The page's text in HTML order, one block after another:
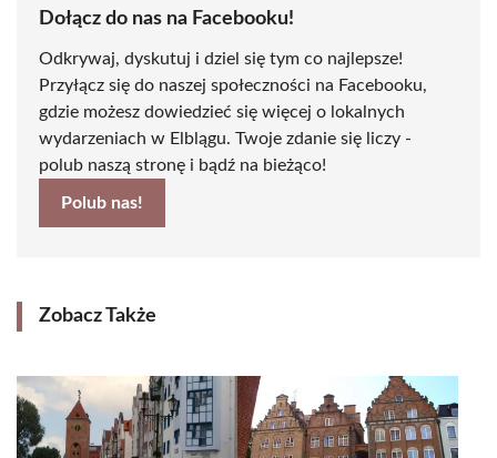
Dołącz do nas na Facebooku!
Odkrywaj, dyskutuj i dziel się tym co najlepsze!
Przyłącz się do naszej społeczności na Facebooku,
gdzie możesz dowiedzieć się więcej o lokalnych
wydarzeniach w Elblągu. Twoje zdanie się liczy -
polub naszą stronę i bądź na bieżąco!
Polub nas!
Zobacz Także